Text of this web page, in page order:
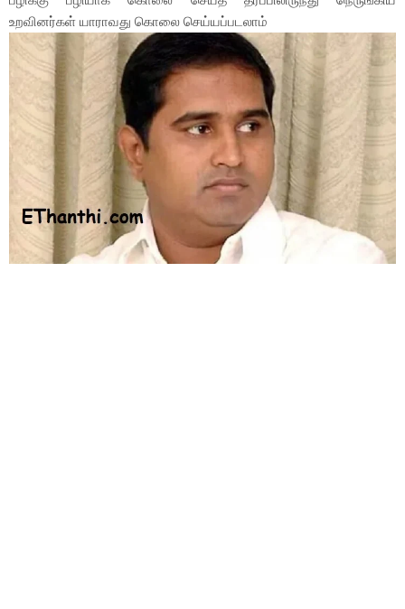
உறவினர்கள் யாராவது கொலை செய்யப்படலாம்